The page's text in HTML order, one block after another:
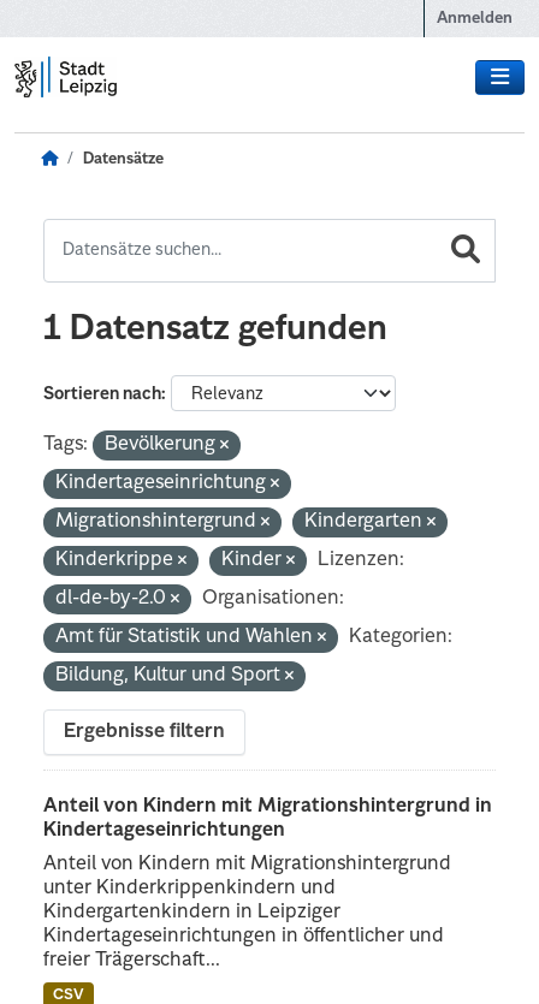
Anmelden
Datensätze
1 Datensatz gefunden
Sortieren nach
Tags:
Bevölkerung
Kindertageseinrichtung
Migrationshintergrund
Kindergarten
Kinderkrippe
Kinder
Lizenzen:
dl-de-by-2.0
Organisationen:
Amt für Statistik und Wahlen
Kategorien:
Bildung, Kultur und Sport
Ergebnisse filtern
Anteil von Kindern mit Migrationshintergrund in
Kindertageseinrichtungen
Anteil von Kindern mit Migrationshintergrund
unter Kinderkrippenkindern und
Kindergartenkindern in Leipziger
Kindertageseinrichtungen in öffentlicher und
freier Trägerschaft...
CSV